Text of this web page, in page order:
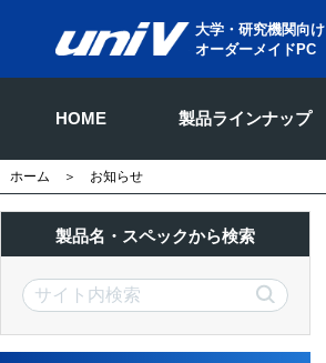
大学・研究機関向け
オーダーメイドPC
HOME 製品ラインナップ
ホーム ＞ お知らせ
製品名・スペックから検索